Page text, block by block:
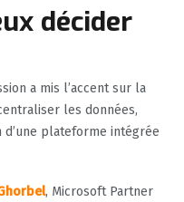
décider
a mis l’accent sur la
les données,
d’une plateforme intégrée
, Microsoft Partner